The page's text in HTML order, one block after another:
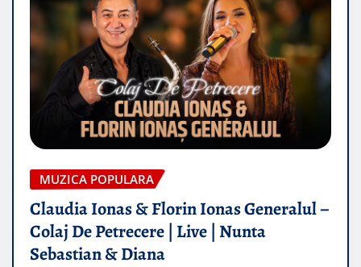
MUZICA POPULARA
Claudia Ionas & Florin Ionas Generalul –
Colaj De Petrecere | Live | Nunta
Sebastian & Diana